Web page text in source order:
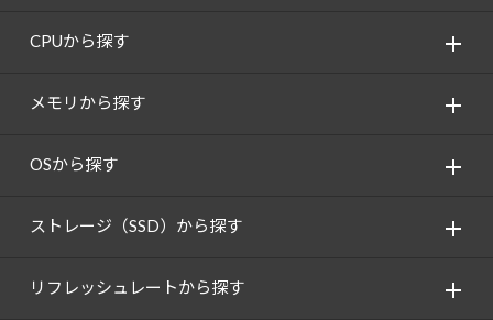
CPUから探す
メモリから探す
OSから探す
ストレージ（SSD）から探す
リフレッシュレートから探す